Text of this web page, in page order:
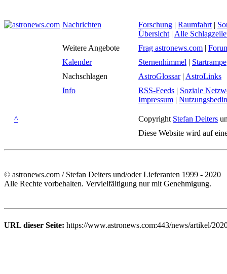
Nachrichten Forschung | Raumfahrt |
Übersicht | Alle
Weitere Angebote
Frag astronews.com |
Kalender
Sternenhimmel | Startrampe
Nachschlagen
AstroGlossar| AstroLinks
Info
RSS-Feeds | Soziale
Impressum |
^ Copyright Stefan Deiters
Diese Website wird auf
© astronews.com / Stefan Deiters und/oder Lieferanten 1999 - 2020
Alle Rechte vorbehalten. Vervielfältigung nur mit Genehmigung.
URL dieser Seite: https://www.astronews.com:443/news/artikel/